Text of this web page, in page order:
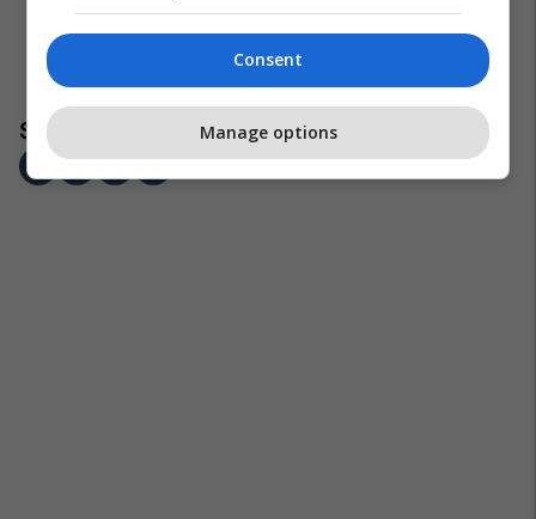
Consent
Manage options